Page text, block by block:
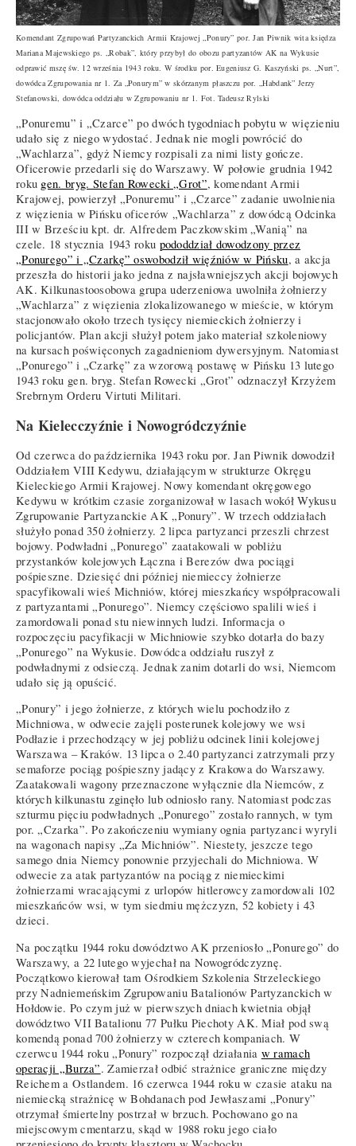
Komendant Zgrupowań Partyzanckich Armii Krajowej „Ponury” por. Jan Piwnik wita księdza
Mariana Majewskiego ps. „Robak”, który przybył do obozu partyzantów AK na Wykusie
odprawić mszę św. 12 września 1943 roku. W środku por. Eugeniusz G. Kaszyński ps. „Nurt”,
dowódca Zgrupowania nr 1. Za „Ponurym” w skórzanym płaszczu por. „Habdank” Jerzy
Stefanowski, dowódca oddziału w Zgrupowaniu nr 1. Fot. Tadeusz Rylski
„Ponuremu” i „Czarce” po dwóch tygodniach pobytu w więzieniu
udało się z niego wydostać. Jednak nie mogli powrócić do
„Wachlarza”, gdyż Niemcy rozpisali za nimi listy gończe.
Oficerowie przedarli się do Warszawy. W połowie grudnia 1942
roku gen. bryg. Stefan Rowecki „Grot”, komendant Armii
Krajowej, powierzył „Ponuremu” i „Czarce” zadanie uwolnienia
z więzienia w Pińsku oficerów „Wachlarza” z dowódcą Odcinka
III w Brześciu kpt. dr. Alfredem Paczkowskim „Wanią” na
czele. 18 stycznia 1943 roku pododdział dowodzony przez
„Ponurego” i „Czarkę” oswobodził więźniów w Pińsku, a akcja
przeszła do historii jako jedna z najsławniejszych akcji bojowych
AK. Kilkunastoosobowa grupa uderzeniowa uwolniła żołnierzy
„Wachlarza” z więzienia zlokalizowanego w mieście, w którym
stacjonowało około trzech tysięcy niemieckich żołnierzy i
policjantów. Plan akcji służył potem jako materiał szkoleniowy
na kursach poświęconych zagadnieniom dywersyjnym. Natomiast
„Ponurego” i „Czarkę” za wzorową postawę w Pińsku 13 lutego
1943 roku gen. bryg. Stefan Rowecki „Grot” odznaczył Krzyżem
Srebrnym Orderu Virtuti Militari.
Na Kielecczyźnie i Nowogródczyźnie
Od czerwca do października 1943 roku por. Jan Piwnik dowodził
Oddziałem VIII Kedywu, działającym w strukturze Okręgu
Kieleckiego Armii Krajowej. Nowy komendant okręgowego
Kedywu w krótkim czasie zorganizował w lasach wokół Wykusu
Zgrupowanie Partyzanckie AK „Ponury”. W trzech oddziałach
służyło ponad 350 żołnierzy. 2 lipca partyzanci przeszli chrzest
bojowy. Podwładni „Ponurego” zaatakowali w pobliżu
przystanków kolejowych Łączna i Berezów dwa pociągi
pośpieszne. Dziesięć dni później niemieccy żołnierze
spacyfikowali wieś Michniów, której mieszkańcy współpracowali
z partyzantami „Ponurego”. Niemcy częściowo spalili wieś i
zamordowali ponad stu niewinnych ludzi. Informacja o
rozpoczęciu pacyfikacji w Michniowie szybko dotarła do bazy
„Ponurego” na Wykusie. Dowódca oddziału ruszył z
podwładnymi z odsieczą. Jednak zanim dotarli do wsi, Niemcom
udało się ją opuścić.
„Ponury” i jego żołnierze, z których wielu pochodziło z
Michniowa, w odwecie zajęli posterunek kolejowy we wsi
Podłazie i przechodzący w jej pobliżu odcinek linii kolejowej
Warszawa – Kraków. 13 lipca o 2.40 partyzanci zatrzymali przy
semaforze pociąg pośpieszny jadący z Krakowa do Warszawy.
Zaatakowali wagony przeznaczone wyłącznie dla Niemców, z
których kilkunastu zginęło lub odniosło rany. Natomiast podczas
szturmu pięciu podwładnych „Ponurego” zostało rannych, w tym
por. „Czarka”. Po zakończeniu wymiany ognia partyzanci wyryli
na wagonach napisy „Za Michniów”. Niestety, jeszcze tego
samego dnia Niemcy ponownie przyjechali do Michniowa. W
odwecie za atak partyzantów na pociąg z niemieckimi
żołnierzami wracającymi z urlopów hitlerowcy zamordowali 102
mieszkańców wsi, w tym siedmiu mężczyzn, 52 kobiety i 43
dzieci.
Na początku 1944 roku dowództwo AK przeniosło „Ponurego” do
Warszawy, a 22 lutego wyjechał na Nowogródczyznę.
Początkowo kierował tam Ośrodkiem Szkolenia Strzeleckiego
przy Nadniemeńskim Zgrupowaniu Batalionów Partyzanckich w
Hołdowie. Po czym już w pierwszych dniach kwietnia objął
dowództwo VII Batalionu 77 Pułku Piechoty AK. Miał pod swą
komendą ponad 700 żołnierzy w czterech kompaniach. W
czerwcu 1944 roku „Ponury” rozpoczął działania w ramach
operacji „Burza”. Zamierzał odbić strażnice graniczne między
Reichem a Ostlandem. 16 czerwca 1944 roku w czasie ataku na
niemiecką strażnicę w Bohdanach pod Jewłaszami „Ponury”
otrzymał śmiertelny postrzał w brzuch. Pochowano go na
miejscowym cmentarzu, skąd w 1988 roku jego ciało